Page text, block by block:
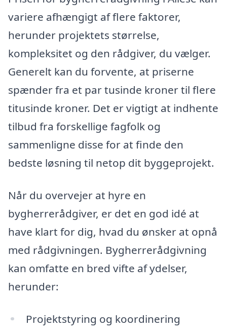
variere afhængigt af flere faktorer,
herunder projektets størrelse,
kompleksitet og den rådgiver, du vælger.
Generelt kan du forvente, at priserne
spænder fra et par tusinde kroner til flere
titusinde kroner. Det er vigtigt at indhente
tilbud fra forskellige fagfolk og
sammenligne disse for at finde den
bedste løsning til netop dit byggeprojekt.
Når du overvejer at hyre en
bygherrerådgiver, er det en god idé at
have klart for dig, hvad du ønsker at opnå
med rådgivningen. Bygherrerådgivning
kan omfatte en bred vifte af ydelser,
herunder:
Projektstyring og koordinering